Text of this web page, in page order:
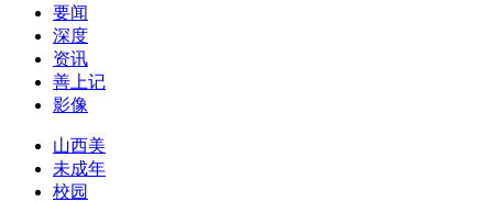
要闻
深度
资讯
善上记
影像
山西美
未成年
校园